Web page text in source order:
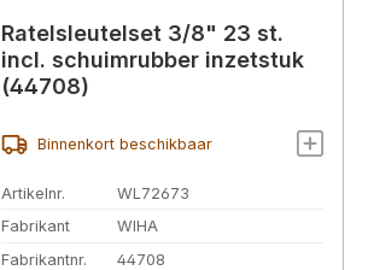
Ratelsleutelset 3/8" 23 st.
incl. schuimrubber inzetstuk
(44708)
Binnenkort beschikbaar
Artikelnr.
WL72673
Fabrikant
WIHA
Fabrikantnr.
44708